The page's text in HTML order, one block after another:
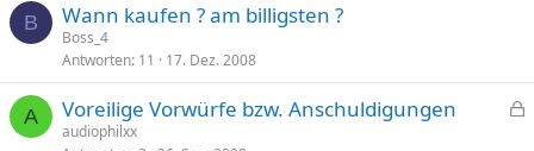
B Wann kaufen ? am billigsten ?
Boss_4
Antworten 11 17. Dez. 2008
A Voreilige Vorwürfe bzw. Anschuldigungen
audiophilxx